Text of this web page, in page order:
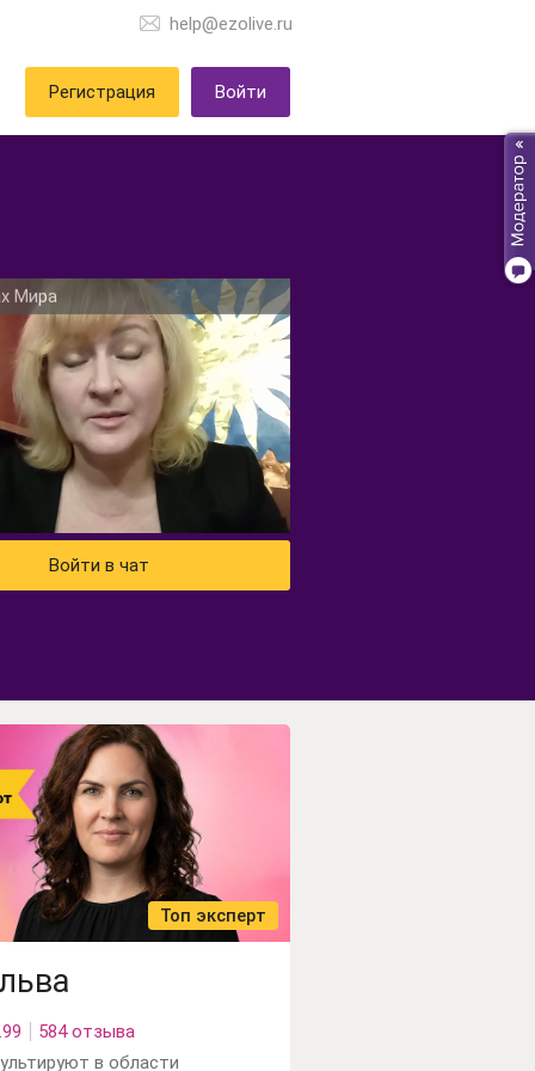
help@ezolive.ru
Регистрация Войти
Мира
Войти в чат
Топ эксперт
584 отзыва
в области